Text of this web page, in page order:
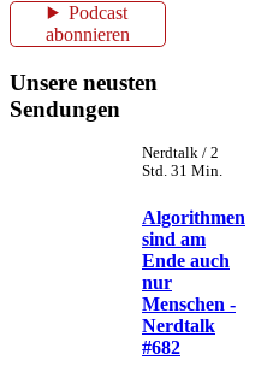
Podcast
abonnieren
Unsere neusten
Sendungen
Nerdtalk / 2
Std. 31 Min.
Algorithmen
sind am
Ende auch
nur
Menschen -
Nerdtalk
#682